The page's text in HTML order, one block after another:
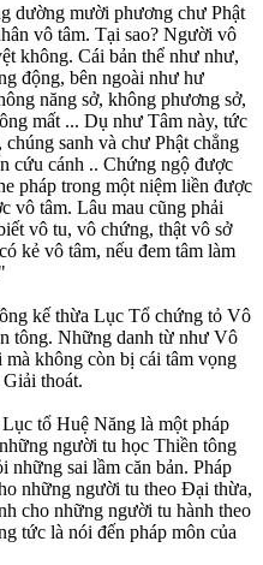
dường mười phương chư Phật
vô tâm. Tại sao? Người vô
không. Cái bản thể như như,
động, bên ngoài như hư
năng sở, không phương sở,
mất ... Dụ như Tâm này, tức
sanh và chư Phật chẳng
cứu cánh .. Chứng ngộ được
pháp trong một niệm liền được
vô tâm. Lâu mau cũng phải
vô tu, vô chứng, thật vô sở
kẻ vô tâm, nếu đem tâm làm
kế thừa Lục Tổ chứng tỏ Vô
tông. Những danh từ như Vô
không còn bị cái tâm vọng
thoát.
tổ Huệ Năng là một pháp
người tu học Thiền tông
những sai lầm căn bản. Pháp
những người tu theo Ðại thừa,
cho những người tu hành theo
tức là nói đến pháp môn của